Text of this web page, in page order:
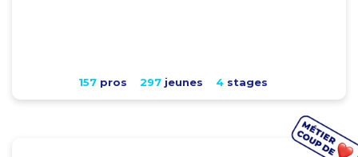
157pros 297jeunes 4stages